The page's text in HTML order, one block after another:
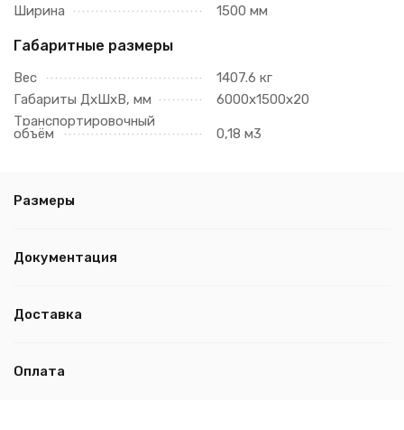
Ширина
1500 мм
Габаритные размеры
Вес
1407.6 кг
Габариты ДхШхВ, мм
6000х1500х20
Транспортировочный
объём 0,18 м3
Размеры
Документация
Доставка
Оплата